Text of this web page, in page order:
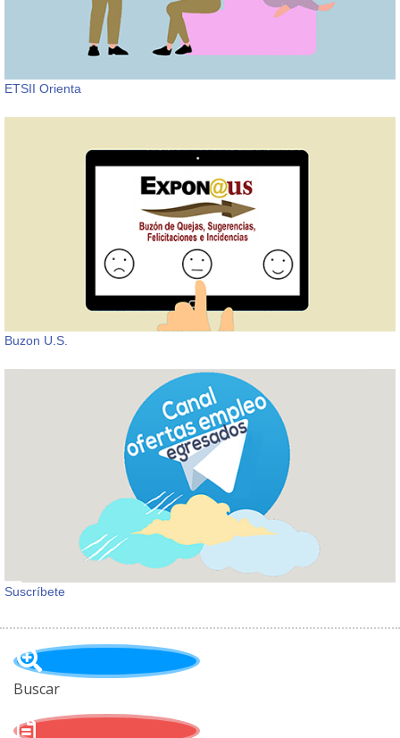
ETSII Orienta
Buzon U.S.
Suscríbete
Buscar